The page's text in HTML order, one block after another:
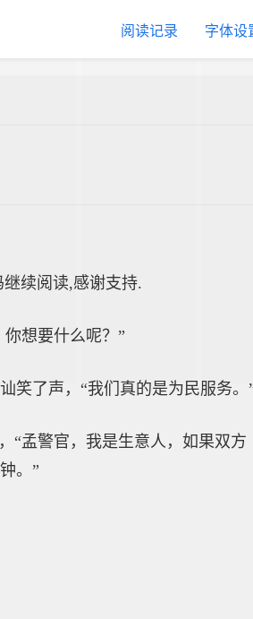
阅读记录 字体设
续阅读,感谢支持.
想要什么呢？”
笑了声，“我们真的是为民服务。
“孟警官，我是生意人，如果双方
。”